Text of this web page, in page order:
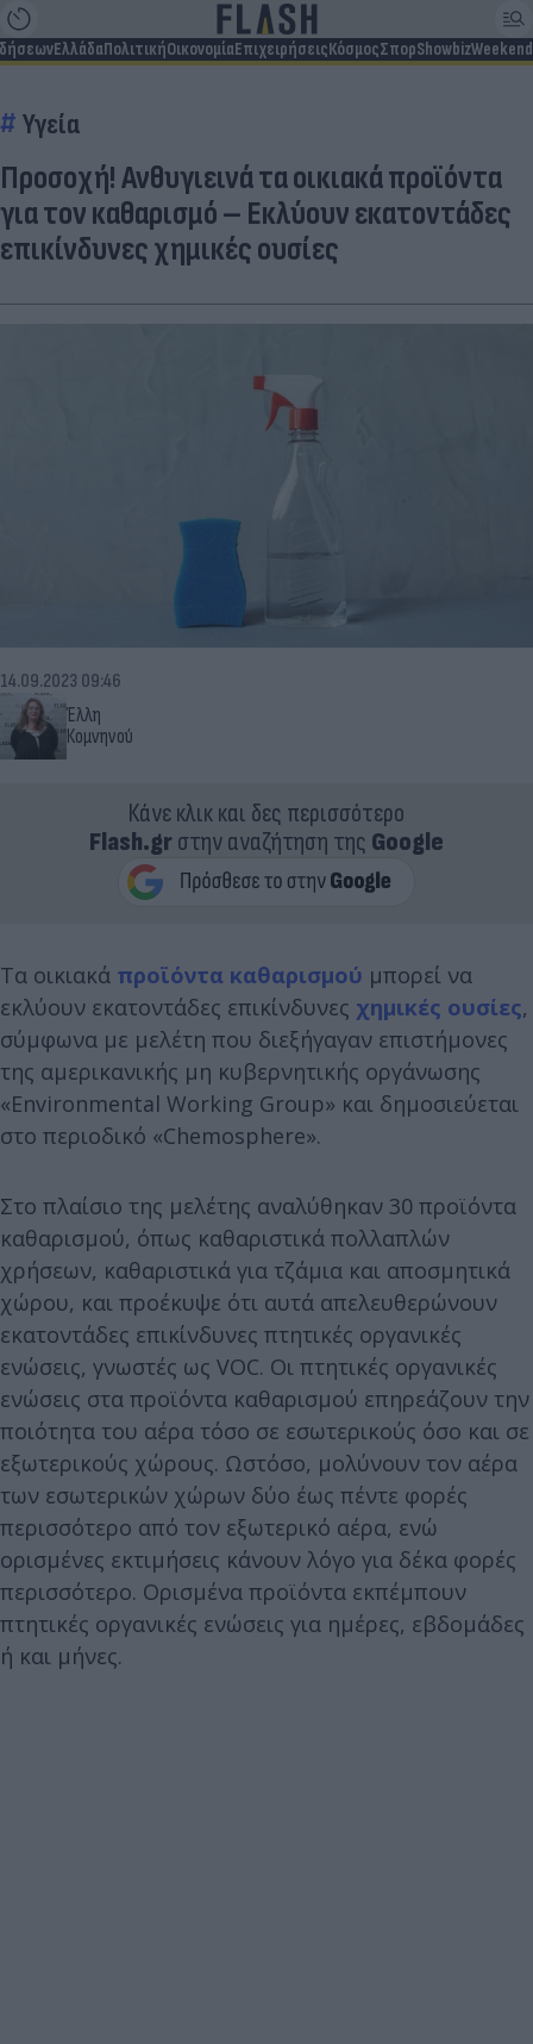
ΕλλάδαΠολιτικήΟικονομίαΕπιχειρήσειςΚόσμοςΣπορShowbizWeekend
Υγεία
Προσοχή! Ανθυγιεινά τα οικιακά προϊόντα
για τον καθαρισμό – Εκλύουν εκατοντάδες
επικίνδυνες χημικές ουσίες
Έλλη
Κομνηνού
14.09.2023 09:46
Κάνε κλικ και δες περισσότερο
Flash.grστην αναζήτηση της Google
Τα οικιακά προϊόντα καθαρισμού μπορεί να
εκλύουν εκατοντάδες επικίνδυνες χημικές ουσίες,
σύμφωνα με μελέτη που διεξήγαγαν επιστήμονες
της αμερικανικής μη κυβερνητικής οργάνωσης
«Environmental Working Group» και δημοσιεύεται
στο περιοδικό «Chemosphere».
Στο πλαίσιο της μελέτης αναλύθηκαν 30 προϊόντα
καθαρισμού, όπως καθαριστικά πολλαπλών
χρήσεων, καθαριστικά για τζάμια και αποσμητικά
χώρου, και προέκυψε ότι αυτά απελευθερώνουν
εκατοντάδες επικίνδυνες πτητικές οργανικές
ενώσεις, γνωστές ως VOC. Οι πτητικές οργανικές
ενώσεις στα προϊόντα καθαρισμού επηρεάζουν την
ποιότητα του αέρα τόσο σε εσωτερικούς όσο και σε
εξωτερικούς χώρους. Ωστόσο, μολύνουν τον αέρα
των εσωτερικών χώρων δύο έως πέντε φορές
περισσότερο από τον εξωτερικό αέρα, ενώ
ορισμένες εκτιμήσεις κάνουν λόγο για δέκα φορές
περισσότερο. Ορισμένα προϊόντα εκπέμπουν
πτητικές οργανικές ενώσεις για ημέρες, εβδομάδες
ή και μήνες.